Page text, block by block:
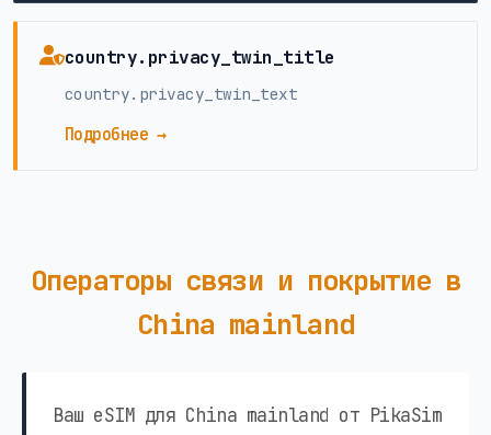
country.privacy_twin_title
country.privacy_twin_text
Подробнее →
Операторы связи и покрытие в
China mainland
Ваш eSIM для China mainland от PikaSim